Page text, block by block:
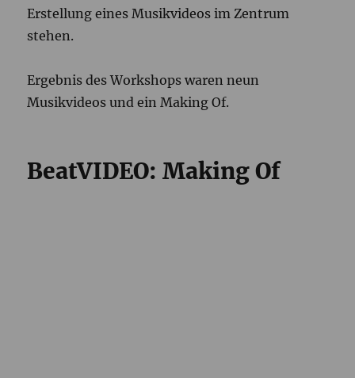
Erstellung eines Musikvideos im Zentrum
stehen.
Ergebnis des Workshops waren neun
Musikvideos und ein Making Of.
BeatVIDEO: Making Of